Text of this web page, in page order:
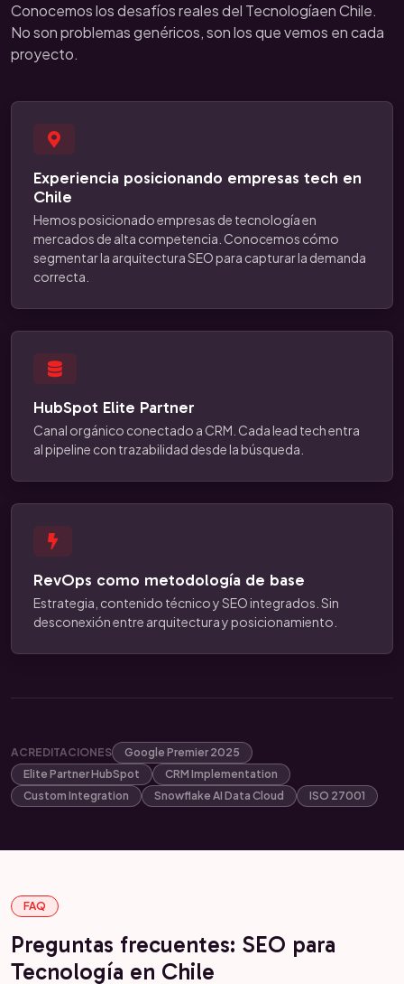
Conocemos los desafíos reales del Tecnologíaen Chile.
No son problemas genéricos, son los que vemos en cada
proyecto.
Experiencia posicionando empresas tech en
Chile
Hemos posicionado empresas de tecnología en
mercados de alta competencia. Conocemos cómo
segmentar la arquitectura SEO para capturar la demanda
correcta.
HubSpot Elite Partner
Canal orgánico conectado a CRM. Cada lead tech entra
al pipeline con trazabilidad desde la búsqueda.
RevOps como metodología de base
Estrategia, contenido técnico y SEO integrados. Sin
desconexión entre arquitectura y posicionamiento.
ACREDITACIONES
Google Premier 2025
Elite Partner HubSpot
CRM Implementation
Custom Integration
Snowflake AI Data Cloud ISO 27001
FAQ
Preguntas frecuentes: SEO para
Tecnología en Chile